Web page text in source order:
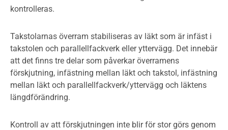
kontrolleras.
Takstolarnas överram stabiliseras av läkt som är infäst i
takstolen och parallellfackverk eller yttervägg. Det innebär
att det finns tre delar som påverkar överramens
förskjutning, infästning mellan läkt och takstol, infästning
mellan läkt och parallellfackverk/yttervägg och läktens
längdförändring.
Kontroll av att förskjutningen inte blir för stor görs genom